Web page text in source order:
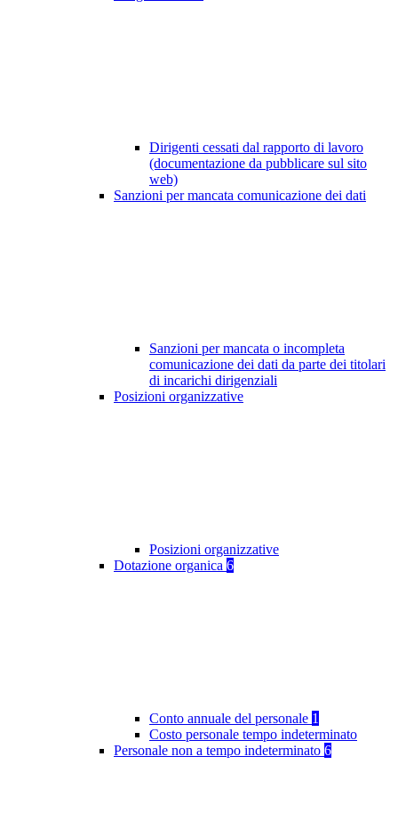
Dirigenti cessati dal rapporto di lavoro
(documentazione da pubblicare sul sito
web)
Sanzioni per mancata comunicazione dei dati
Sanzioni per mancata o incompleta
comunicazione dei dati da parte dei titolari
di incarichi dirigenziali
Posizioni organizzative
Posizioni organizzative
Dotazione organica 6
Conto annuale del personale 1
Costo personale tempo indeterminato
Personale non a tempo indeterminato 6